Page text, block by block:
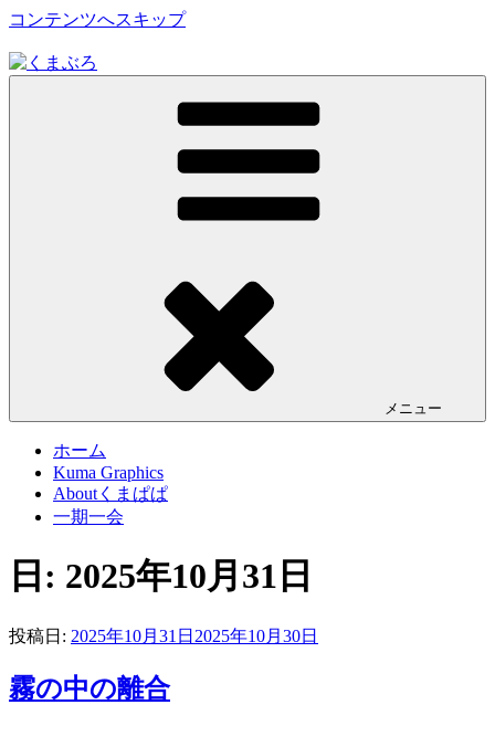
コンテンツへスキップ
くまが入る温泉じゃありません。私くまぱぱのブログという
メニュー
ホーム
Kuma Graphics
Aboutくまぱぱ
一期一会
日: 2025年10月31日
投稿日: 2025年10月31日 2025年10月30日
霧の中の離合